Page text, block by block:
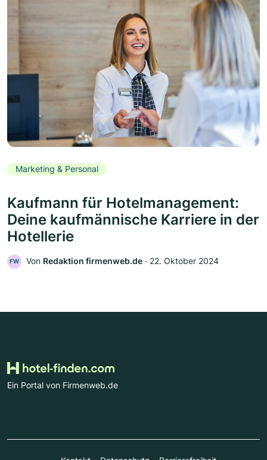
Marketing & Personal
Kaufmann für Hotelmanagement:
Deine kaufmännische Karriere in der
Hotellerie
FW Von Redaktion firmenweb.de ‧ 22. Oktober 2024
Ein Portal von Firmenweb.de